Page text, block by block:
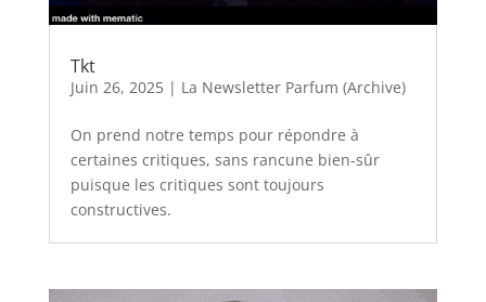
Tkt
Juin 26, 2025| La Newsletter Parfum (Archive)
On prend notre temps pour répondre à
certaines critiques, sans rancune bien-sûr
puisque les critiques sont toujours
constructives.